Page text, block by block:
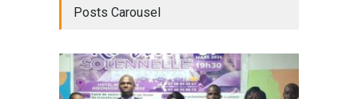
Posts Carousel